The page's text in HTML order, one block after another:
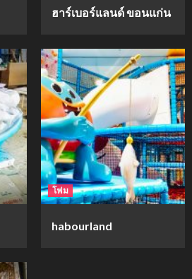
ฮาร์เบอร์แลนด์ ขอนแก่น
โฟม
habourland